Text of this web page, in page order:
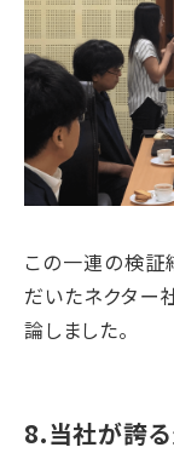
この一連の検証
だいたネクター
論しました。
8.当社が誇